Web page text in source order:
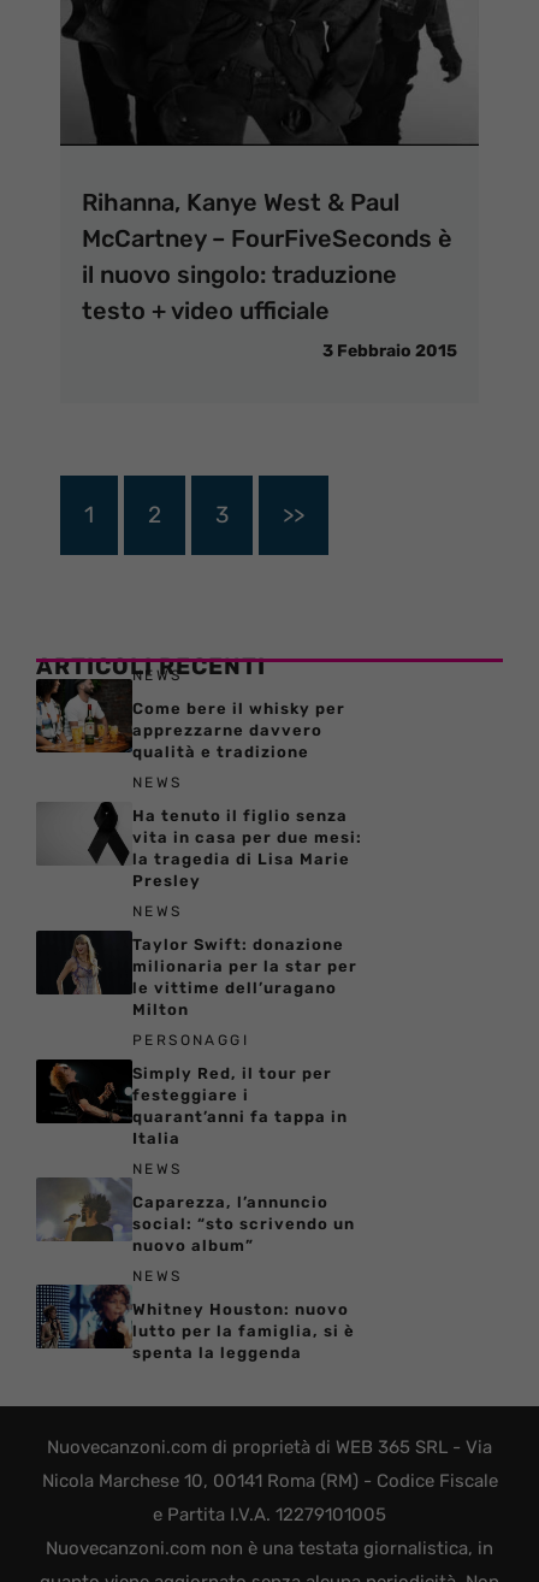
Rihanna, Kanye West & Paul
McCartney – FourFiveSeconds è
il nuovo singolo: traduzione
testo + video ufficiale
3 Febbraio 2015
1 2 3 >>
ARTICOLI RECENTI
NEWS
Come bere il whisky per
apprezzarne davvero
qualità e tradizione
NEWS
Ha tenuto il figlio senza
vita in casa per due mesi:
la tragedia di Lisa Marie
Presley
NEWS
Taylor Swift: donazione
milionaria per la star per
le vittime dell’uragano
Milton
PERSONAGGI
Simply Red, il tour per
festeggiare i
quarant’anni fa tappa in
Italia
NEWS
Caparezza, l’annuncio
social: “sto scrivendo un
nuovo album”
NEWS
Whitney Houston: nuovo
lutto per la famiglia, si è
spenta la leggenda
Nuovecanzoni.com di proprietà di WEB 365 SRL - Via
Nicola Marchese 10, 00141 Roma (RM) - Codice Fiscale
e Partita I.V.A. 12279101005
Nuovecanzoni.com non è una testata giornalistica, in